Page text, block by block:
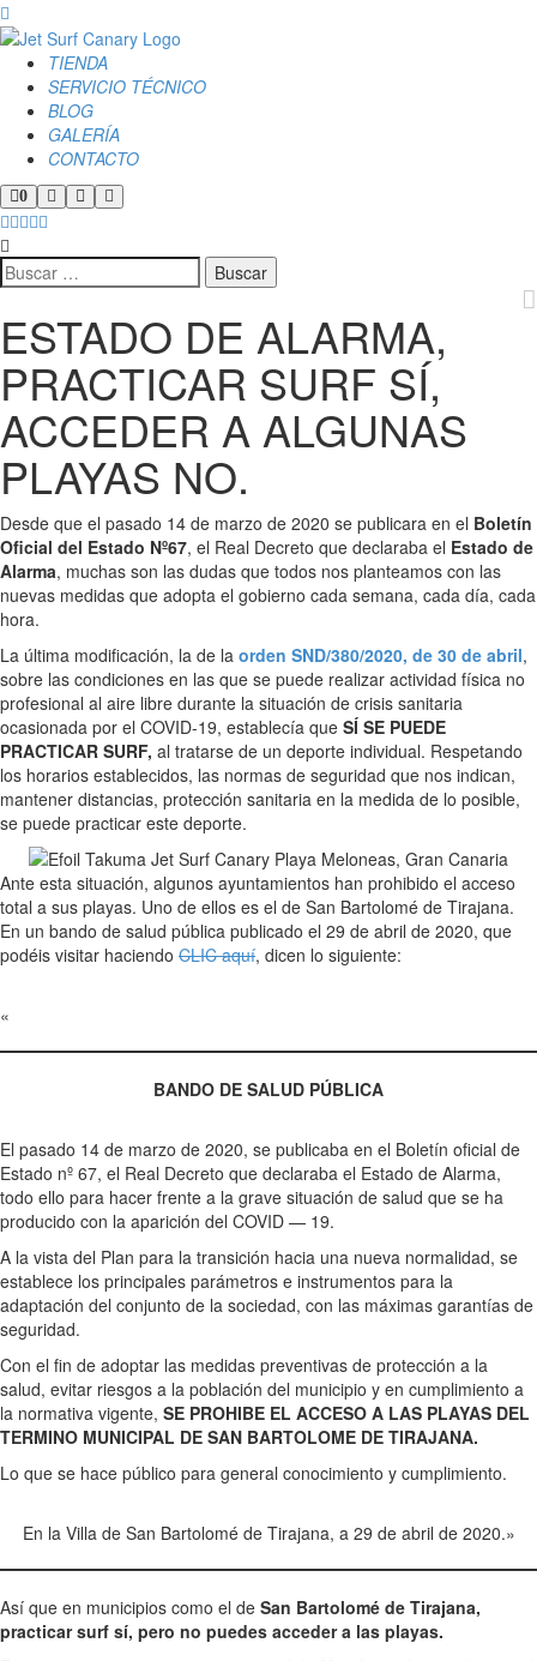
TIENDA
SERVICIO TÉCNICO
BLOG
GALERÍA
CONTACTO
0Barra
lateral
de
tienda
BuscarMás
información
principal
ESTADO DE ALARMA,
PRACTICAR SURF SÍ,
ACCEDER A ALGUNAS
PLAYAS NO.
Desde que el pasado 14 de marzo de 2020 se publicara en el Boletín
Oficial del Estado Nº67, el Real Decreto que declaraba el Estado de
Alarma, muchas son las dudas que todos nos planteamos con las
nuevas medidas que adopta el gobierno cada semana, cada día, cada
hora.
La última modificación, la de la orden SND/380/2020, de 30 de abril,
sobre las condiciones en las que se puede realizar actividad física no
profesional al aire libre durante la situación de crisis sanitaria
ocasionada por el COVID-19, establecía que SÍ SE PUEDE
PRACTICAR SURF, al tratarse de un deporte individual. Respetando
los horarios establecidos, las normas de seguridad que nos indican,
mantener distancias, protección sanitaria en la medida de lo posible,
se puede practicar este deporte.
Ante esta situación, algunos ayuntamientos han prohibido el acceso
total a sus playas. Uno de ellos es el de San Bartolomé de Tirajana.
En un bando de salud pública publicado el 29 de abril de 2020, que
podéis visitar haciendo CLIC aquí, dicen lo siguiente:
«
BANDO DE SALUD PÚBLICA
El pasado 14 de marzo de 2020, se publicaba en el Boletín oficial de
Estado nº 67, el Real Decreto que declaraba el Estado de Alarma,
todo ello para hacer frente a la grave situación de salud que se ha
producido con la aparición del COVID — 19.
A la vista del Plan para la transición hacia una nueva normalidad, se
establece los principales parámetros e instrumentos para la
adaptación del conjunto de la sociedad, con las máximas garantías de
seguridad.
Con el fin de adoptar las medidas preventivas de protección a la
salud, evitar riesgos a la población del municipio y en cumplimiento a
la normativa vigente, SE PROHIBE EL ACCESO A LAS PLAYAS DEL
TERMINO MUNICIPAL DE SAN BARTOLOME DE TIRAJANA.
Lo que se hace público para general conocimiento y cumplimiento.
En la Villa de San Bartolomé de Tirajana, a 29 de abril de 2020.»
Así que en municipios como el de San Bartolomé de Tirajana,
practicar surf sí, pero no puedes acceder a las playas.